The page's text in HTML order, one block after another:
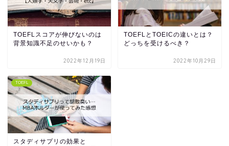
TOEFLスコアが伸びないのは
背景知識不足のせいかも？
2022年12月19日
TOEFLとTOEICの違いとは？
どっちを受けるべき？
2022年10月29日
TOEFL
スタディサプリの効果と